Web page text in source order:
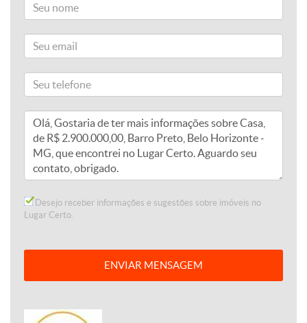
Desejo receber informações e sugestões sobre imóveis no
Lugar Certo.
ENVIAR MENSAGEM